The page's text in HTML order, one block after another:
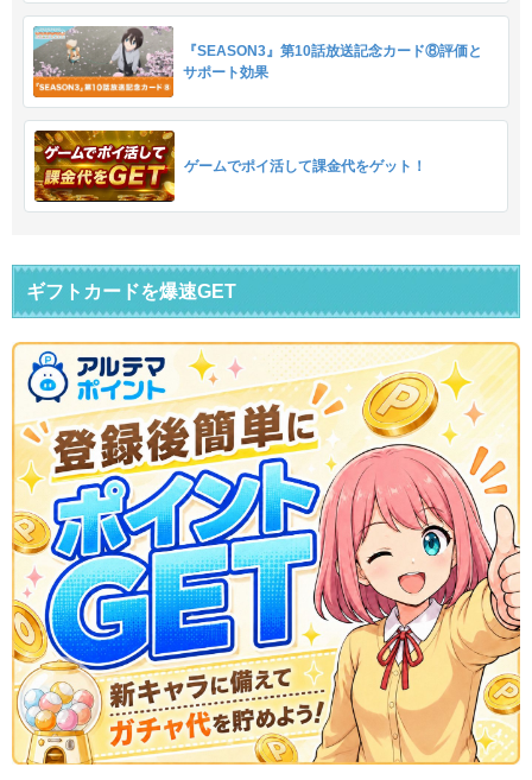
『SEASON3』第10話放送記念カード⑧評価と
サポート効果
ゲームでポイ活して課金代をゲット！
ギフトカードを爆速GET